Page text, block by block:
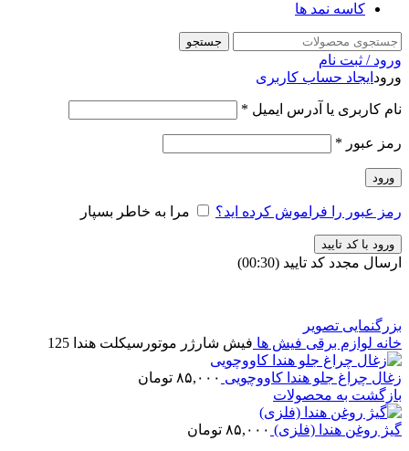
کاسه نمد ها
جستجو
ورود / ثبت نام
ورود ایجاد حساب کاربری
نام کاربری یا آدرس ایمیل *
رمز عبور *
ورود
رمز عبور را فراموش کرده اید؟ مرا به خاطر بسپار
ورود با کد تایید
ارسال مجدد کد تایید (00:
30
)
بزرگنمایی تصویر
خانه لوازم برقی فیش ها فیش شارژر موتورسیکلت هندا 125
زغال چراغ جلو هندا کاووچویی ۸۵,۰۰۰ تومان
بازگشت به محصولات
گیژ روغن هندا (فلزی) ۸۵,۰۰۰ تومان